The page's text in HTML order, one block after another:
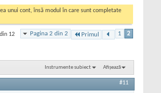
unui cont, însă modul în care sunt completate
Pagina 2 din 2 Primul 1 2
12
Instrumente subiect Afișează
#11